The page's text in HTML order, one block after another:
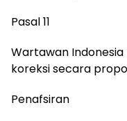
Pasal 11
Wartawan
koreksi secara
Penafsiran